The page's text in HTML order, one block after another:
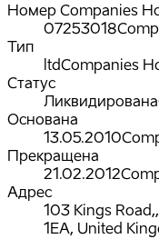
Номер Companies
07253018
Тип
ltdCompanies
Статус
Ликвидирована
Основана
13.05.2010
Прекращена
21.02.2012
Адрес
103 Kings
1EA, United